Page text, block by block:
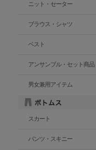
ニット・セーター
ブラウス・シャツ
ベスト
アンサンブル・セット商品
男女兼用アイテム
スカート
パンツ・スキニー